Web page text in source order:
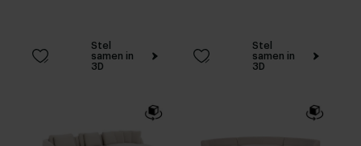
Stel
samen in
3D
Stel
samen in
3D